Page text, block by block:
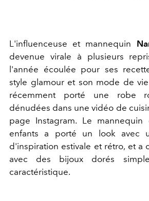
L'influenceuse et mannequin
devenue virale à plusieurs
l'année écoulée pour ses
style glamour et son mode de
récemment porté une robe
dénudées dans une vidéo de
page Instagram. Le
enfants a porté un look avec
d'inspiration estivale et rétro, et a
avec des bijoux dorés
caractéristique.